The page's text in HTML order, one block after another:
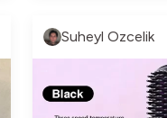
Suheyl Ozcelik